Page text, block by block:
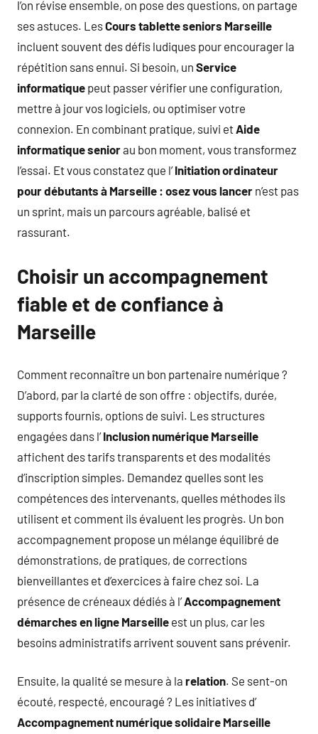
l’on révise ensemble, on pose des questions, on partage
ses astuces. LesCours tablette seniors Marseille
incluent souvent des défis ludiques pour encourager la
répétition sans ennui. Si besoin, un Service
informatique peut passer vérifier une configuration,
mettre à jour vos logiciels, ou optimiser votre
connexion. En combinant pratique, suivi etAide
informatique seniorau bon moment, vous transformez
l’essai. Et vous constatez que l’Initiation ordinateur
pour débutants à Marseille : osez vous lancer n’est pas
un sprint, mais un parcours agréable, balisé et
rassurant.
Choisir un accompagnement
fiable et de confiance à
Marseille
Comment reconnaître un bon partenaire numérique ?
D’abord, par la clarté de son offre : objectifs, durée,
supports fournis, options de suivi. Les structures
engagées dans l’Inclusion numérique Marseille
affichent des tarifs transparents et des modalités
d’inscription simples. Demandez quelles sont les
compétences des intervenants, quelles méthodes ils
utilisent et comment ils évaluent les progrès. Un bon
accompagnement propose un mélange équilibré de
démonstrations, de pratiques, de corrections
bienveillantes et d’exercices à faire chez soi. La
présence de créneaux dédiés à l’Accompagnement
démarches en ligne Marseille est un plus, car les
besoins administratifs arrivent souvent sans prévenir.
Ensuite, la qualité se mesure à la relation. Se sent-on
écouté, respecté, encouragé ? Les initiatives d’
Accompagnement numérique solidaire Marseille